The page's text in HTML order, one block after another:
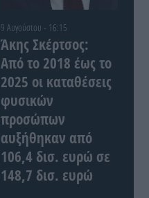
9 Αυγούστου - 16:15
Άκης Σκέρτσος:
Από το 2018 έως το
2025 οι καταθέσεις
φυσικών
προσώπων
αυξήθηκαν από
106,4 δισ. ευρώ σε
148,7 δισ. ευρώ